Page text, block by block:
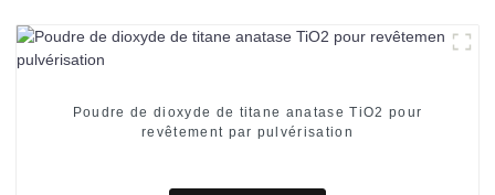
Poudre de dioxyde de titane anatase TiO2 pour
revêtement par pulvérisation